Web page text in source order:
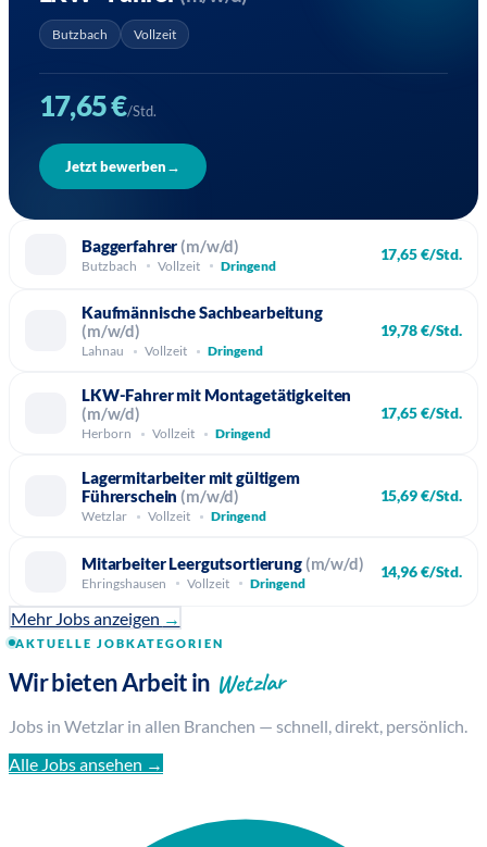
Butzbach Vollzeit
17,65 €/Std.
Jetzt bewerben→
Baggerfahrer (m/w/d)
Butzbach Vollzeit Dringend
17,65 €/Std.
Kaufmännische Sachbearbeitung
(m/w/d)
Lahnau Vollzeit Dringend
19,78 €/Std.
LKW-Fahrer mit Montagetätigkeiten
(m/w/d)
Herborn Vollzeit Dringend
17,65 €/Std.
Lagermitarbeiter mit gültigem
Führerschein (m/w/d)
Wetzlar Vollzeit Dringend
15,69 €/Std.
Mitarbeiter Leergutsortierung (m/w/d)
Ehringshausen Vollzeit Dringend
14,96 €/Std.
Mehr Jobs anzeigen →
AKTUELLE JOBKATEGORIEN
Wir bieten Arbeit in Wetzlar
Jobs in Wetzlar in allen Branchen — schnell, direkt, persönlich.
Alle Jobs ansehen →